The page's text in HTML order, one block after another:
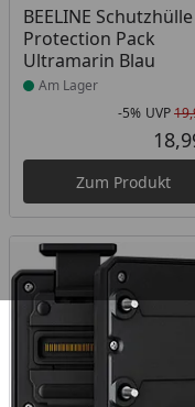
BEELINE Schutzhülle
Protection Pack
Ultramarin Blau
Produkt am Lager
Am Lager
-5% UVP
Zum Produkt